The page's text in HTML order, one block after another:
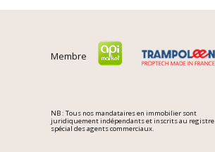
Membre
NB : Tous nos mandataires en immobilier sont
juridiquement indépendants et inscrits au registre
spécial des agents commerciaux.